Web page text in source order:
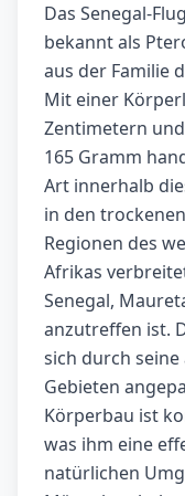
Das Senegal-
bekannt als
aus der Familie
Mit einer
Zentimetern
165 Gramm
Art innerhalb
in den
Regionen des
Afrikas
Senegal,
anzutreffen ist.
sich durch
Gebieten
Körperbau ist
was ihm eine
natürlichen